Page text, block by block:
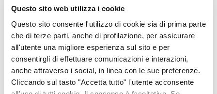
Questo sito web utilizza i cookie
Questo sito consente l'utilizzo di cookie sia di prima parte
che di terze parti, anche di profilazione, per assicurare
all'utente una migliore esperienza sul sito e per
consentirgli di effettuare comunicazioni e interazioni,
anche attraverso i social, in linea con le sue preferenze.
Cliccando sul tasto "Accetta tutto" l'utente acconsente
LU0549537040
06/08/2026
Daproducts
LU0549549219
06/08/2026